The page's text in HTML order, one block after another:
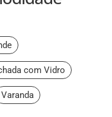
com Vidro
Varanda